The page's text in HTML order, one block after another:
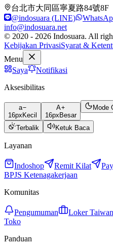
台北市大同區寧夏路84號8F
@indosuara (LINE)
info@indosuara.net
© 2020 - 2026 Indosuara. All
Kebijakan PrivasiSyarat &
Menu
Saya
Notifikasi
Aksesibilitas
a
16px Kecil
A
16px Besar
Mode
Terbalik Ketuk Baca
Layanan
Indoshop Remit Kilat
BPJS Ketenagakerjaan
Komunitas
Pengumuman Loker Taiwan
Toko
Panduan